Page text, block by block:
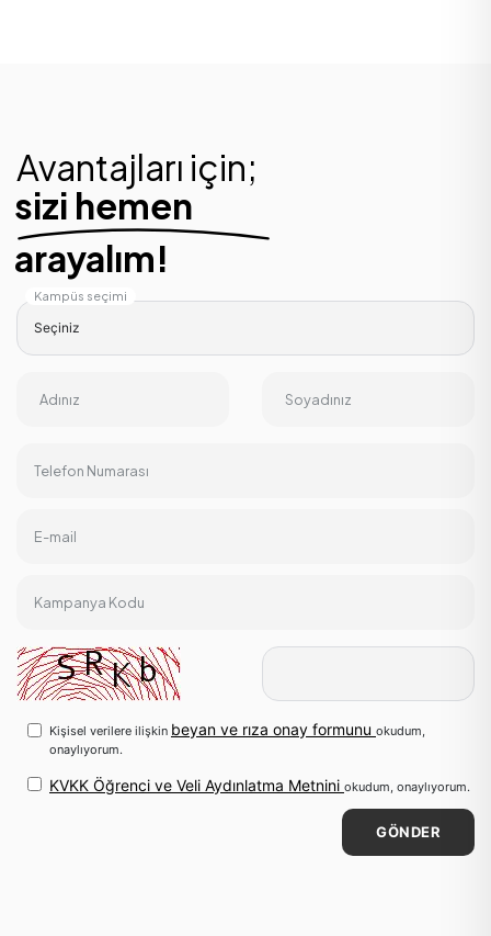
Avantajları için;
sizi hemen
arayalım!
Kampüs seçimi
Adınız Soyadınız
Telefon Numarası
E-mail
Kampanya Kodu
Kişisel verilere ilişkin beyan ve rıza onay formunu okudum,
onaylıyorum.
KVKK Öğrenci ve Veli Aydınlatma Metnini okudum, onaylıyorum.
GÖNDER